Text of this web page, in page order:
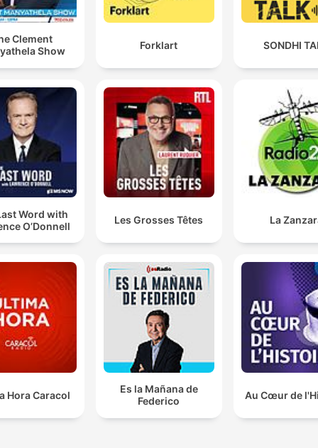
Clement
Show
Forklart SONDHI
Word with
O’Donnell
Les Grosses Têtes La
Hora Caracol
Es la Mañana de
Federico
Au Cœur de